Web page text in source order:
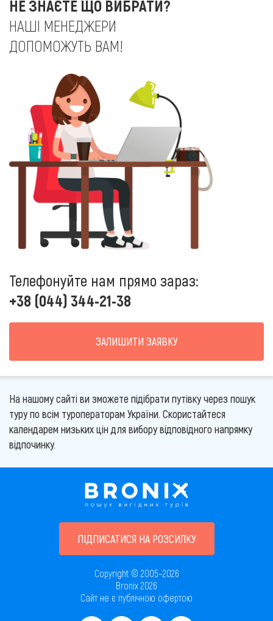
НЕ ЗНАЄТЕ ЩО ВИБРАТИ?
НАШІ МЕНЕДЖЕРИ
ДОПОМОЖУТЬ ВАМ!
Телефонуйте нам прямо зараз:
+38 (044) 344-21-38
ЗАЛИШИТИ ЗАЯВКУ
На нашому сайті ви зможете підібрати путівку через пошук
туру по всім туроператорам України. Скористайтеся
календарем низьких цін для вибору відповідного напрямку
відпочинку.
ПІДПИСАТИСЯ НА РОЗСИЛКУ
Copyright © 2005–2026
Bronix 2026
Сайт не є публічною офертою